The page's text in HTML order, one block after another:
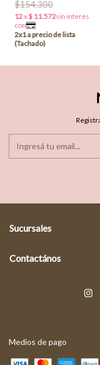
$154.300
Sucursales
Contactános
Medios de pago